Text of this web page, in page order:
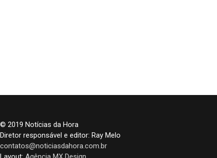
© 2019 Notícias da Hora
Diretor responsável e editor: Ray Melo
contatos@noticiasdahora.com.br